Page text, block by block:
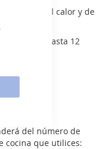
aislantes del calor y de
desde 3 hasta 12
del número de
cocina que utilices: